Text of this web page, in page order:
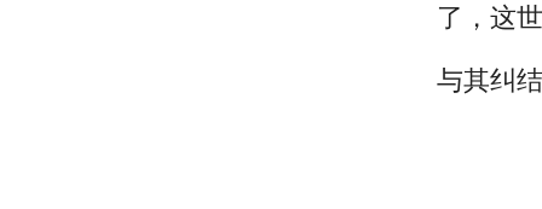
了，这
与其纠